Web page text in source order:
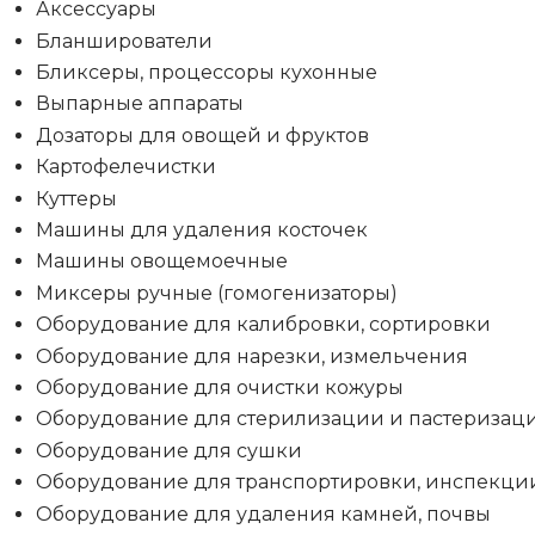
Аксессуары
Бланширователи
Бликсеры, процессоры кухонные
Выпарные аппараты
Дозаторы для овощей и фруктов
Картофелечистки
Куттеры
Машины для удаления косточек
Машины овощемоечные
Миксеры ручные (гомогенизаторы)
Оборудование для калибровки, сортировки
Оборудование для нарезки, измельчения
Оборудование для очистки кожуры
Оборудование для стерилизации и
Оборудование для сушки
Оборудование для транспортировки,
Оборудование для удаления камней, почвы